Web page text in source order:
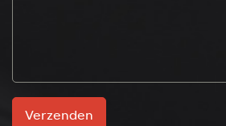
Verzenden